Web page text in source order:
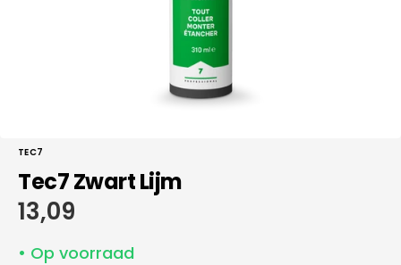
galerieweergave
TEC7
Tec7 Zwart Lijm
Normale
prijs
13,09
• Op voorraad